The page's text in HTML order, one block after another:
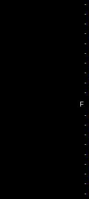
F